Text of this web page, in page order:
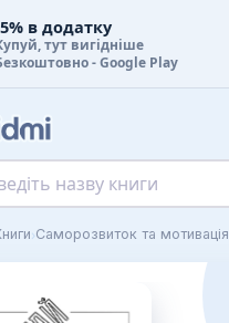
назву книги
›Саморозвиток та мотивація
в додатку
тут вигідніше
- Google Play